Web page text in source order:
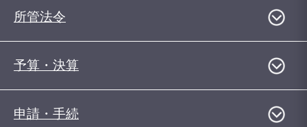
所管法令
予算・決算
申請・手続